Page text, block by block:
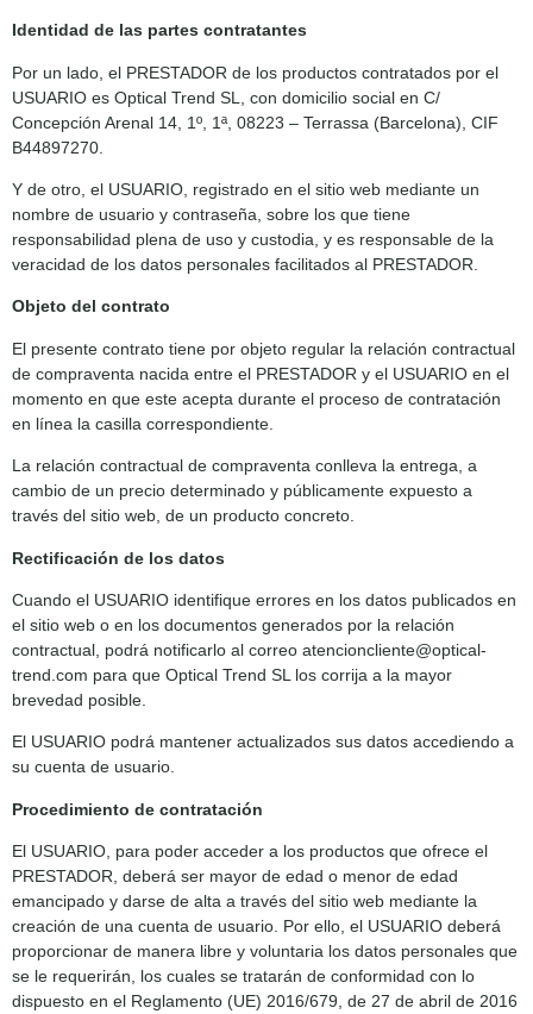
Identidad de las partes contratantes
Por un lado, el PRESTADOR de los productos contratados por el
USUARIO es Optical Trend SL, con domicilio social en C/
Concepción Arenal 14, 1º, 1ª, 08223 – Terrassa (Barcelona), CIF
B44897270.
Y de otro, el USUARIO, registrado en el sitio web mediante un
nombre de usuario y contraseña, sobre los que tiene
responsabilidad plena de uso y custodia, y es responsable de la
veracidad de los datos personales facilitados al PRESTADOR.
Objeto del contrato
El presente contrato tiene por objeto regular la relación contractual
de compraventa nacida entre el PRESTADOR y el USUARIO en el
momento en que este acepta durante el proceso de contratación
en línea la casilla correspondiente.
La relación contractual de compraventa conlleva la entrega, a
cambio de un precio determinado y públicamente expuesto a
través del sitio web, de un producto concreto.
Rectificación de los datos
Cuando el USUARIO identifique errores en los datos publicados en
el sitio web o en los documentos generados por la relación
contractual, podrá notificarlo al correo atencioncliente@optical-
trend.com para que Optical Trend SL los corrija a la mayor
brevedad posible.
El USUARIO podrá mantener actualizados sus datos accediendo a
su cuenta de usuario.
Procedimiento de contratación
El USUARIO, para poder acceder a los productos que ofrece el
PRESTADOR, deberá ser mayor de edad o menor de edad
emancipado y darse de alta a través del sitio web mediante la
creación de una cuenta de usuario. Por ello, el USUARIO deberá
proporcionar de manera libre y voluntaria los datos personales que
se le requerirán, los cuales se tratarán de conformidad con lo
dispuesto en el Reglamento (UE) 2016/679, de 27 de abril de 2016